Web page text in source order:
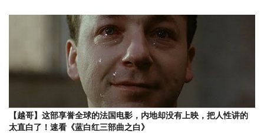
【越哥】这部享誉全球的法国电影，内地却没有上映，把人性讲的
太直白了！速看《蓝白红三部曲之白》